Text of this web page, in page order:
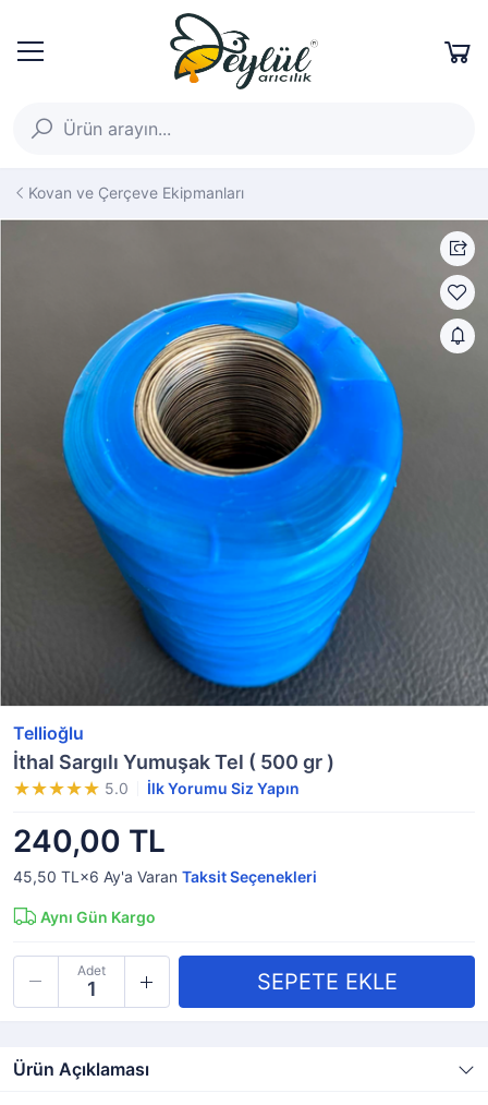
Kovan ve Çerçeve Ekipmanları
Tellioğlu
İthal Sargılı Yumuşak Tel ( 500 gr )
5.0 İlk Yorumu Siz Yapın
240,00 TL
45,50 TL×6 Ay'a Varan Taksit Seçenekleri
Aynı Gün Kargo
Adet
Ürün Açıklaması